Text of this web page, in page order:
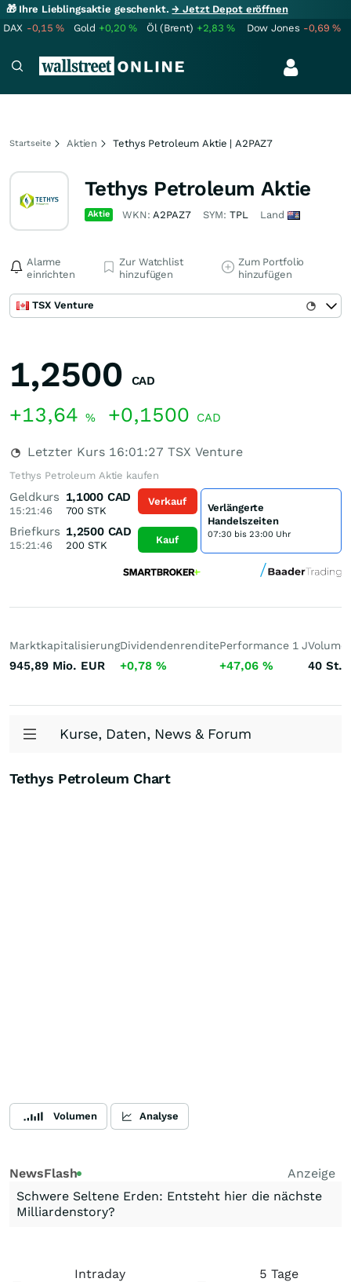
🎁 Ihre Lieblingsaktie geschenkt.→ Jetzt Depot eröffnen
DAX -0,15% Gold +0,20% Öl (Brent) +2,83% Dow Jones -0,69%
Startseite Aktien Tethys Petroleum Aktie | A2PAZ7
Tethys Petroleum Aktie
Aktie WKN:A2PAZ7 SYM: TPL Land
Alarme
einrichten
Zur Watchlist
hinzufügen
Zum Portfolio
hinzufügen
TSX Venture
1,2500 CAD
+13,64 % +0,1500 CAD
Letzter Kurs 16:01:27 TSX Venture
Tethys Petroleum Aktie kaufen
Geldkurs
15:21:46
1,1000 CAD
700 STK
Briefkurs
15:21:46
1,2500 CAD
200STK
Verkauf
Kauf
Verlängerte
Handelszeiten
07:30 bis 23:00 Uhr
Marktkapitalisierung
945,89 Mio. EUR
Dividendenrendite
+0,78 %
Performance 1 J
+47,06 % 40 St.
Kurse, Daten, News & Forum
Tethys Petroleum Chart
Volumen Analyse
NewsFlash
Anzeige
Schwere Seltene Erden: Entsteht hier die nächste
Milliardenstory?
Intraday 5 Tage